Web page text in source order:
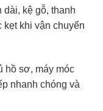
dài, kệ gỗ, thanh
khi vận chuyển
hồ sơ, máy móc
nhanh chóng và